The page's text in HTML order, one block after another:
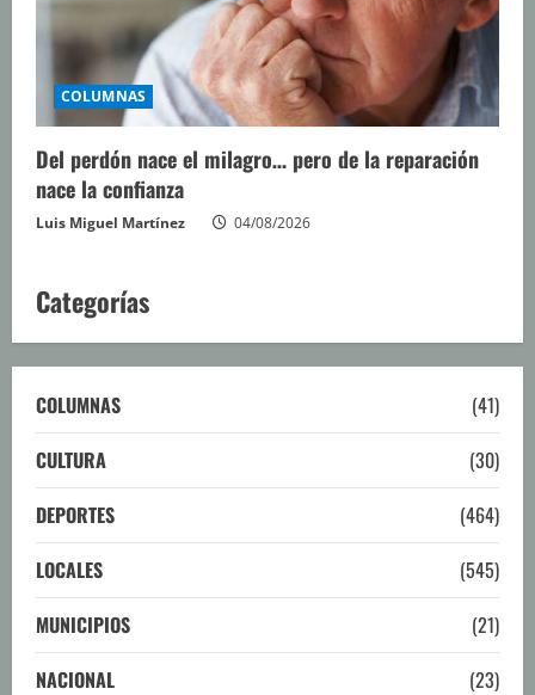
COLUMNAS
Del perdón nace el milagro… pero de la reparación
nace la confianza
Luis Miguel Martínez 04/08/2026
Categorías
COLUMNAS
(41)
CULTURA
(30)
DEPORTES
(464)
LOCALES
(545)
MUNICIPIOS
(21)
NACIONAL
(23)